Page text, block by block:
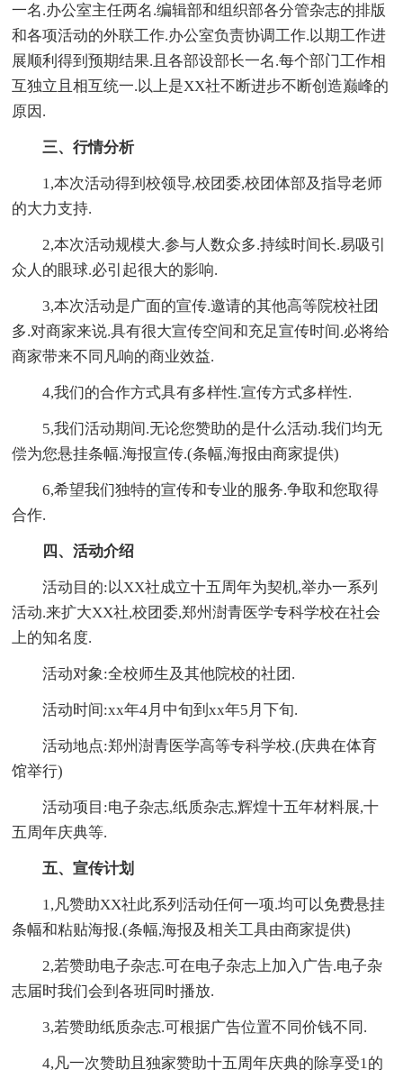
一名.办公室主任两名.编辑部和组织部各分管杂志的排版
和各项活动的外联工作.办公室负责协调工作.以期工作进
展顺利得到预期结果.且各部设部长一名.每个部门工作相
互独立且相互统一.以上是XX社不断进步不断创造巅峰的
原因.
三、行情分析
1,本次活动得到校领导,校团委,校团体部及指导老师
的大力支持.
2,本次活动规模大.参与人数众多.持续时间长.易吸引
众人的眼球.必引起很大的影响.
3,本次活动是广面的宣传.邀请的其他高等院校社团
多.对商家来说.具有很大宣传空间和充足宣传时间.必将给
商家带来不同凡响的商业效益.
4,我们的合作方式具有多样性.宣传方式多样性.
5,我们活动期间.无论您赞助的是什么活动.我们均无
偿为您悬挂条幅.海报宣传.(条幅,海报由商家提供)
6,希望我们独特的宣传和专业的服务.争取和您取得
合作.
四、活动介绍
活动目的:以XX社成立十五周年为契机,举办一系列
活动.来扩大XX社,校团委,郑州澍青医学专科学校在社会
上的知名度.
活动对象:全校师生及其他院校的社团.
活动时间:xx年4月中旬到xx年5月下旬.
活动地点:郑州澍青医学高等专科学校.(庆典在体育
馆举行)
活动项目:电子杂志,纸质杂志,辉煌十五年材料展,十
五周年庆典等.
五、宣传计划
1,凡赞助XX社此系列活动任何一项.均可以免费悬挂
条幅和粘贴海报.(条幅,海报及相关工具由商家提供)
2,若赞助电子杂志.可在电子杂志上加入广告.电子杂
志届时我们会到各班同时播放.
3,若赞助纸质杂志.可根据广告位置不同价钱不同.
4,凡一次赞助且独家赞助十五周年庆典的除享受1的